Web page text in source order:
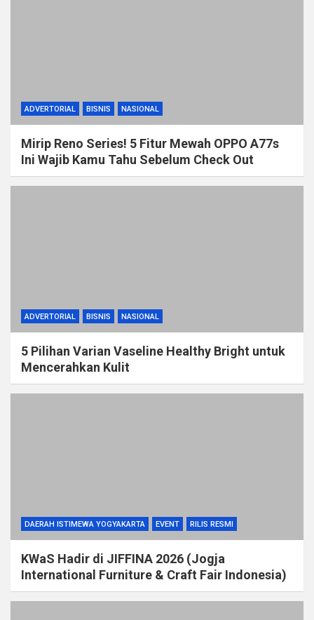
ADVERTORIAL BISNIS NASIONAL
Mirip Reno Series! 5 Fitur Mewah OPPO A77s
Ini Wajib Kamu Tahu Sebelum Check Out
ADVERTORIAL BISNIS NASIONAL
5 Pilihan Varian Vaseline Healthy Bright untuk
Mencerahkan Kulit
DAERAH ISTIMEWA YOGYAKARTA EVENT RILIS RESMI
KWaS Hadir di JIFFINA 2026 (Jogja
International Furniture & Craft Fair Indonesia)